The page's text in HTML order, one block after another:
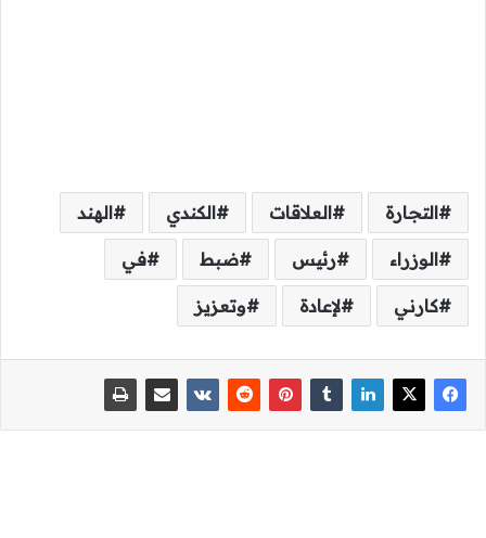
التجارة العلاقات الكندي الهند
الوزراء رئيس ضبط في
كارني لإعادة وتعزيز